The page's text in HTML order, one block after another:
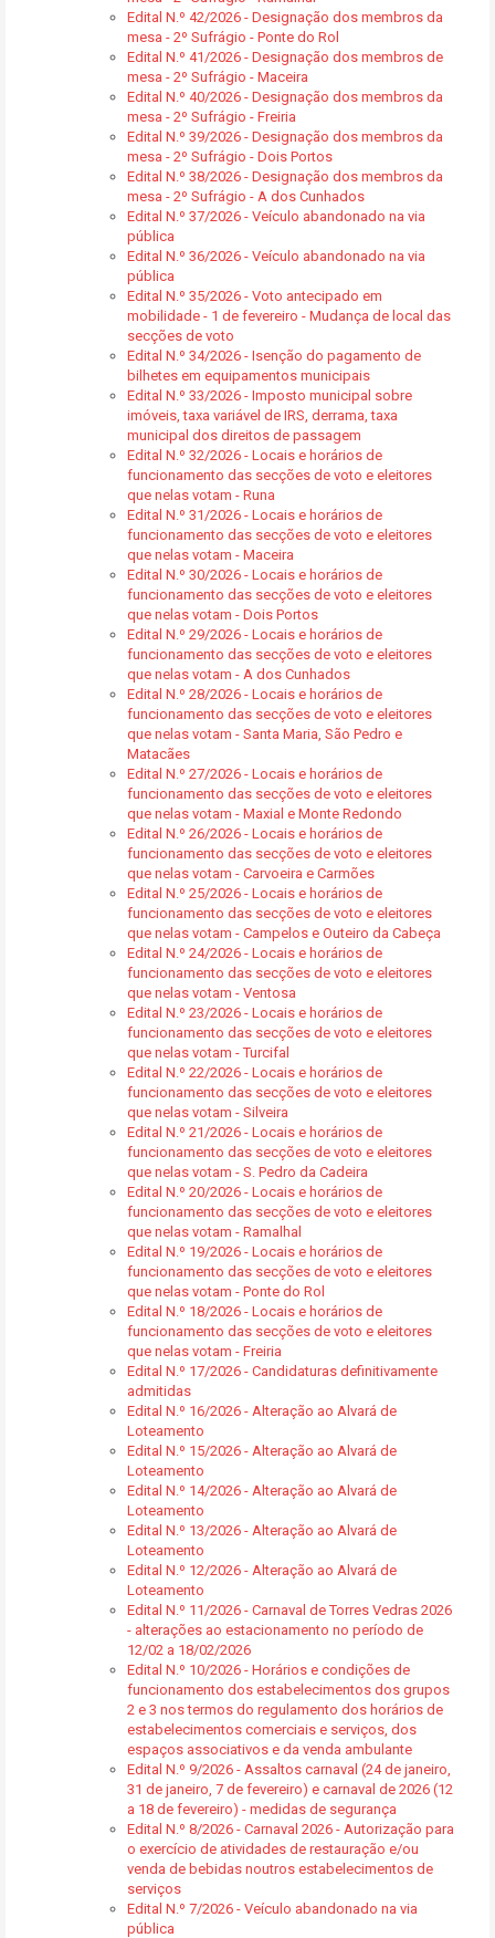
Edital N.º 42/2026 - Designação dos membros da
mesa - 2º Sufrágio - Ponte do Rol
Edital N.º 41/2026 - Designação dos membros de
mesa - 2º Sufrágio - Maceira
Edital N.º 40/2026 - Designação dos membros da
mesa - 2º Sufrágio - Freiria
Edital N.º 39/2026 - Designação dos membros da
mesa - 2º Sufrágio - Dois Portos
Edital N.º 38/2026 - Designação dos membros da
mesa - 2º Sufrágio - A dos Cunhados
Edital N.º 37/2026 - Veículo abandonado na via
pública
Edital N.º 36/2026 - Veículo abandonado na via
pública
Edital N.º 35/2026 - Voto antecipado em
mobilidade - 1 de fevereiro - Mudança de local das
secções de voto
Edital N.º 34/2026 - Isenção do pagamento de
bilhetes em equipamentos municipais
Edital N.º 33/2026 - Imposto municipal sobre
imóveis, taxa variável de IRS, derrama, taxa
municipal dos direitos de passagem
Edital N.º 32/2026 - Locais e horários de
funcionamento das secções de voto e eleitores
que nelas votam - Runa
Edital N.º 31/2026 - Locais e horários de
funcionamento das secções de voto e eleitores
que nelas votam - Maceira
Edital N.º 30/2026 - Locais e horários de
funcionamento das secções de voto e eleitores
que nelas votam - Dois Portos
Edital N.º 29/2026 - Locais e horários de
funcionamento das secções de voto e eleitores
que nelas votam - A dos Cunhados
Edital N.º 28/2026 - Locais e horários de
funcionamento das secções de voto e eleitores
que nelas votam - Santa Maria, São Pedro e
Matacães
Edital N.º 27/2026 - Locais e horários de
funcionamento das secções de voto e eleitores
que nelas votam - Maxial e Monte Redondo
Edital N.º 26/2026 - Locais e horários de
funcionamento das secções de voto e eleitores
que nelas votam - Carvoeira e Carmões
Edital N.º 25/2026 - Locais e horários de
funcionamento das secções de voto e eleitores
que nelas votam - Campelos e Outeiro da Cabeça
Edital N.º 24/2026 - Locais e horários de
funcionamento das secções de voto e eleitores
que nelas votam - Ventosa
Edital N.º 23/2026 - Locais e horários de
funcionamento das secções de voto e eleitores
que nelas votam - Turcifal
Edital N.º 22/2026 - Locais e horários de
funcionamento das secções de voto e eleitores
que nelas votam - Silveira
Edital N.º 21/2026 - Locais e horários de
funcionamento das secções de voto e eleitores
que nelas votam - S. Pedro da Cadeira
Edital N.º 20/2026 - Locais e horários de
funcionamento das secções de voto e eleitores
que nelas votam - Ramalhal
Edital N.º 19/2026 - Locais e horários de
funcionamento das secções de voto e eleitores
que nelas votam - Ponte do Rol
Edital N.º 18/2026 - Locais e horários de
funcionamento das secções de voto e eleitores
que nelas votam - Freiria
Edital N.º 17/2026 - Candidaturas definitivamente
admitidas
Edital N.º 16/2026 - Alteração ao Alvará de
Loteamento
Edital N.º 15/2026 - Alteração ao Alvará de
Loteamento
Edital N.º 14/2026 - Alteração ao Alvará de
Loteamento
Edital N.º 13/2026 - Alteração ao Alvará de
Loteamento
Edital N.º 12/2026 - Alteração ao Alvará de
Loteamento
Edital N.º 11/2026 - Carnaval de Torres Vedras 2026
- alterações ao estacionamento no período de
12/02 a 18/02/2026
Edital N.º 10/2026 - Horários e condições de
funcionamento dos estabelecimentos dos grupos
2 e 3 nos termos do regulamento dos horários de
estabelecimentos comerciais e serviços, dos
espaços associativos e da venda ambulante
Edital N.º 9/2026 - Assaltos carnaval (24 de janeiro,
31 de janeiro, 7 de fevereiro) e carnaval de 2026 (12
a 18 de fevereiro) - medidas de segurança
Edital N.º 8/2026 - Carnaval 2026 - Autorização para
o exercício de atividades de restauração e/ou
venda de bebidas noutros estabelecimentos de
serviços
Edital N.º 7/2026 - Veículo abandonado na via
pública